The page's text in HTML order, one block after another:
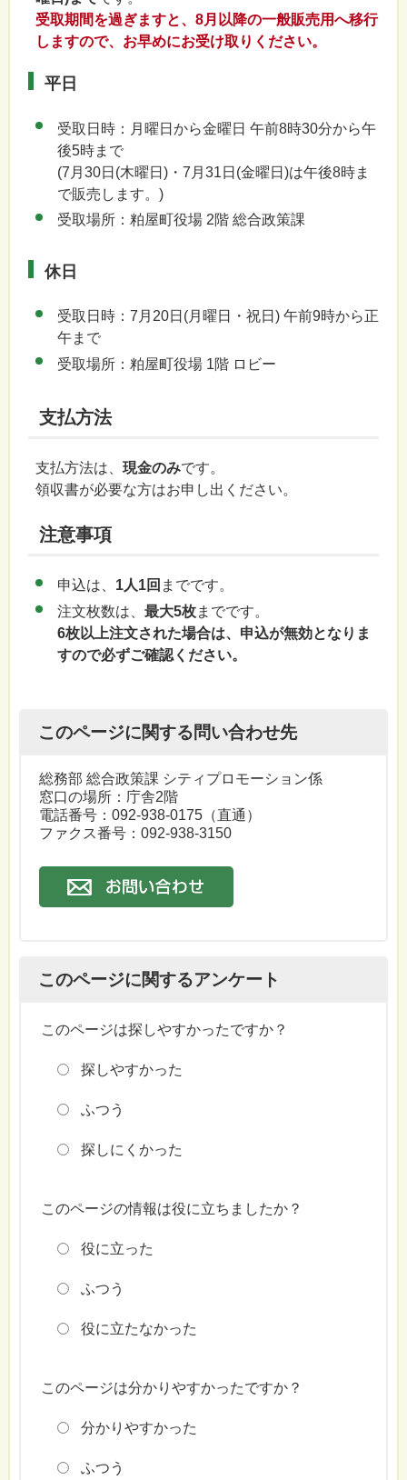
受取期間を過ぎますと、8月以降の一般販売用へ移行
しますので、お早めにお受け取りください。
平日
受取日時：月曜日から金曜日 午前8時30分から午
後5時まで
(7月30日(木曜日)・7月31日(金曜日)は午後8時ま
で販売します。)
受取場所：粕屋町役場 2階 総合政策課
休日
受取日時：7月20日(月曜日・祝日) 午前9時から正
午まで
受取場所：粕屋町役場 1階 ロビー
支払方法
支払方法は、 現金のみです。
領収書が必要な方はお申し出ください。
注意事項
申込は、 1人1回 までです。
注文枚数は、 最大5枚までです。
6枚以上注文された場合は、申込が無効となりま
すので必ずご確認ください。
このページに関する問い合わせ先
総務部 総合政策課 シティプロモーション係
窓口の場所：庁舎2階
電話番号：092-938-0175（直通）
ファクス番号：092-938-3150
このページに関するアンケート
このページは探しやすかったですか？
探しやすかった
ふつう
探しにくかった
このページの情報は役に立ちましたか？
役に立った
ふつう
役に立たなかった
このページは分かりやすかったですか？
分かりやすかった
ふつう